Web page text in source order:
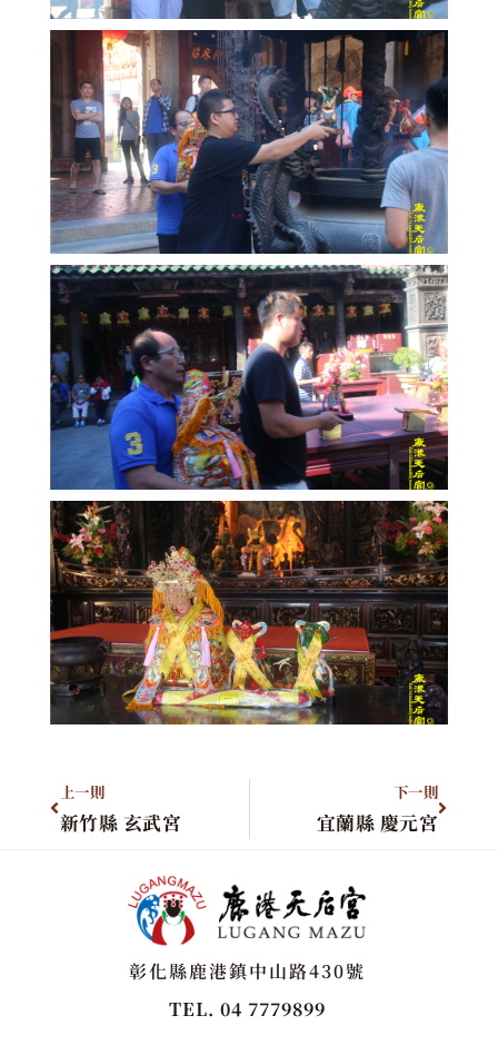
上一則
新竹縣 玄武宮
下一則
宜蘭縣 慶元宮
彰化縣鹿港鎮中山路430號
TEL. 04 7779899